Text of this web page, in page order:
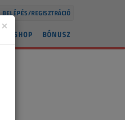
BELÉPÉS/REGISZTRÁCIÓ
BÓNUSZ
SHOP
×